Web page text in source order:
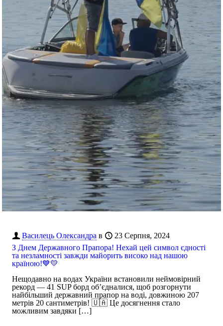
Василець Олександра в
23 Серпня, 2024
З Днем Державного Прапора! Нехай цей символ єдності
та незламності завжди майорить високо над нашою
країною!💙💛
Нещодавно на водах України встановили неймовірний
рекорд — 41 SUP борд об’єдналися, щоб розгорнути
найбільший державний прапор на воді, довжиною 207
метрів 20 сантиметрів! 🇺🇦 Це досягнення стало
можливим завдяки […]